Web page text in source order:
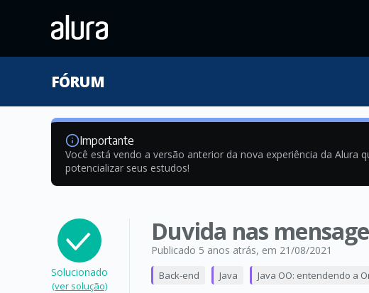
FÓRUM
Importante
Você está vendo a versão anterior da nova experiência da Alura
potencializar seus estudos!
Solucionado
(ver solução)
Duvida nas
Publicado 5 anos atrás, em 21/08/2021
Back-end Java Java OO: entendendo a